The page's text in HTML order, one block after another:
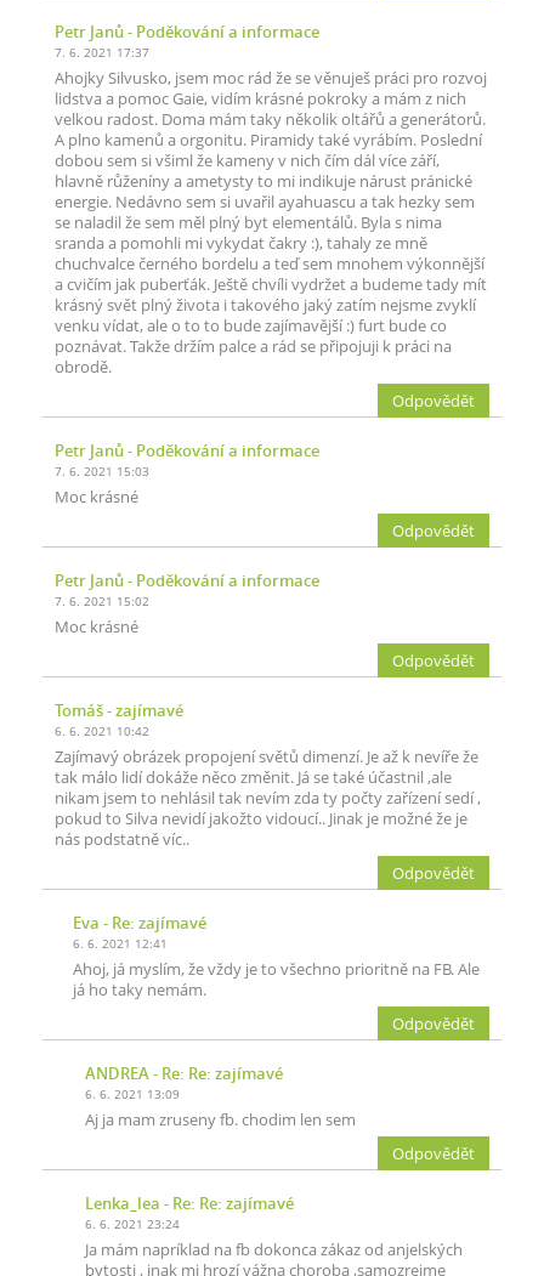
Petr Janů- Poděkování a informace
7. 6. 2021 17:37
Ahojky Silvusko, jsem moc rád že se věnuješ práci pro rozvoj
lidstva a pomoc Gaie, vidím krásné pokroky a mám z nich
velkou radost. Doma mám taky několik oltářů a generátorů.
A plno kamenů a orgonitu. Piramidy také vyrábím. Poslední
dobou sem si všiml že kameny v nich čím dál více září,
hlavně růženíny a ametysty to mi indikuje nárust pránické
energie. Nedávno sem si uvařil ayahuascu a tak hezky sem
se naladil že sem měl plný byt elementálů. Byla s nima
sranda a pomohli mi vykydat čakry :), tahaly ze mně
chuchvalce černého bordelu a teď sem mnohem výkonnější
a cvičím jak puberťák. Ještě chvíli vydržet a budeme tady mít
krásný svět plný života i takového jaký zatím nejsme zvyklí
venku vídat, ale o to to bude zajímavější :) furt bude co
poznávat. Takže držím palce a rád se připojuji k práci na
obrodě.
Odpovědět
Petr Janů- Poděkování a informace
7. 6. 2021 15:03
Moc krásné
Odpovědět
Petr Janů- Poděkování a informace
7. 6. 2021 15:02
Moc krásné
Odpovědět
Tomáš- zajímavé
6. 6. 2021 10:42
Zajímavý obrázek propojení světů dimenzí. Je až k nevíře že
tak málo lidí dokáže něco změnit. Já se také účastnil ,ale
nikam jsem to nehlásil tak nevím zda ty počty zařízení sedí ,
pokud to Silva nevidí jakožto vidoucí.. Jinak je možné že je
nás podstatně víc..
Odpovědět
Eva - Re: zajímavé
6. 6. 2021 12:41
Ahoj, já myslím, že vždy je to všechno prioritně na FB. Ale
já ho taky nemám.
Odpovědět
ANDREA- Re: Re: zajímavé
6. 6. 2021 13:09
Aj ja mam zruseny fb. chodim len sem
Odpovědět
Lenka_lea - Re: Re: zajímavé
6. 6. 2021 23:24
Ja mám napríklad na fb dokonca zákaz od anjelských
bytosti , inak mi hrozí vážna choroba ,samozrejme